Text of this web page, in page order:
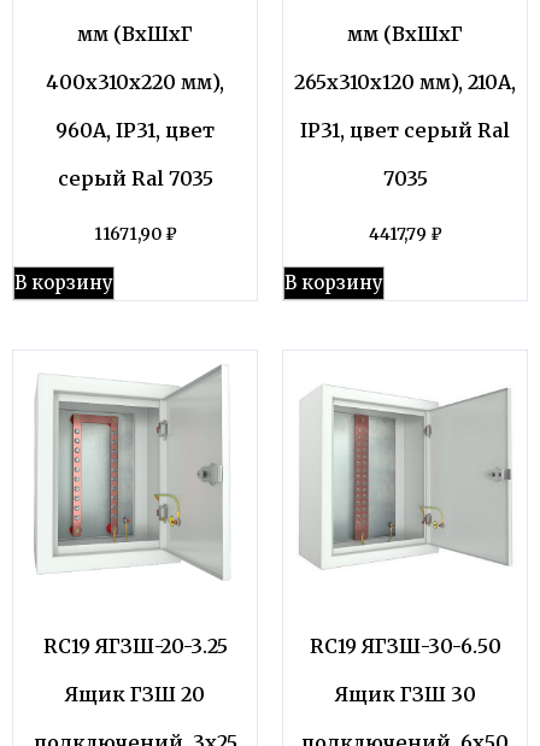
мм (ВхШхГ
400х310х220 мм),
960А, IP31, цвет
серый Ral 7035
11671,90 ₽
В корзину
мм (ВхШхГ
265х310х120 мм), 210А,
IP31, цвет серый Ral
7035
4417,79 ₽
В корзину
RC19 ЯГЗШ-20-3.25
Ящик ГЗШ 20
RC19 ЯГЗШ-30-6.50
Ящик ГЗШ 30